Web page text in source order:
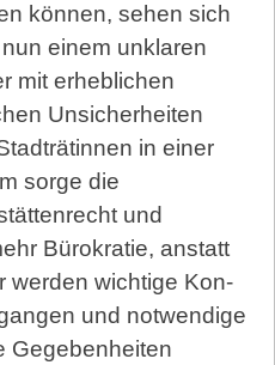
können, sehen sich
einem unklaren
mit erheblichen
Unsicherheiten
in einer
sorge die
und
Bürokratie, anstatt
werden wichtige Kon­
und notwendige
Gegebenheiten